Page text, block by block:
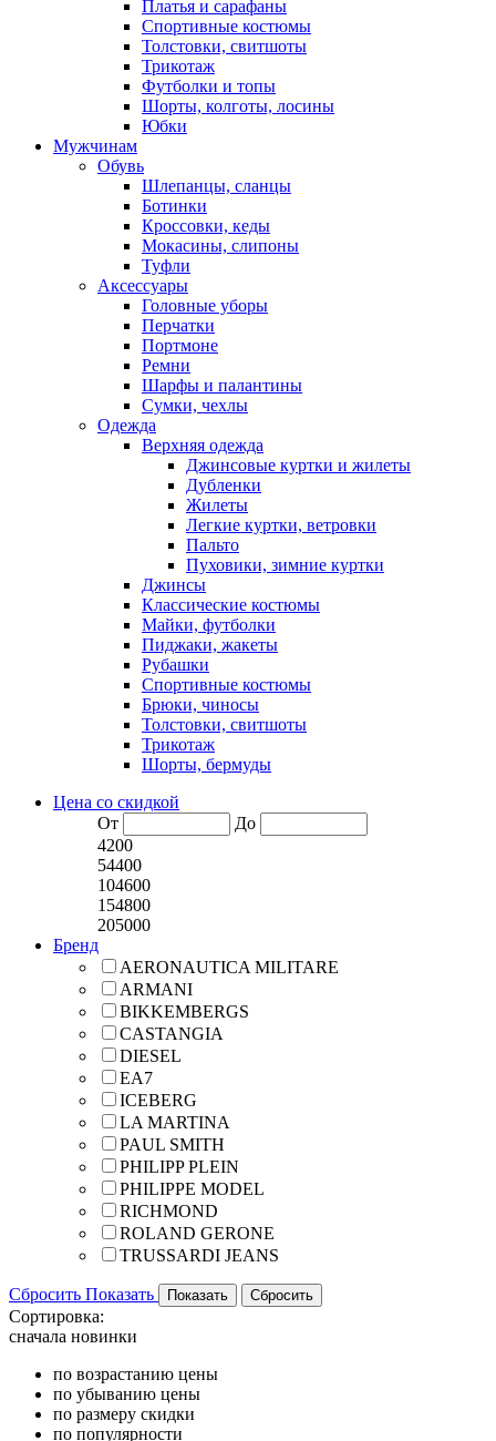
Платья и сарафаны
Спортивные костюмы
Толстовки, свитшоты
Трикотаж
Футболки и топы
Шорты, колготы, лосины
Юбки
Мужчинам
Обувь
Шлепанцы, сланцы
Ботинки
Кроссовки, кеды
Мокасины, слипоны
Туфли
Аксессуары
Головные уборы
Перчатки
Портмоне
Ремни
Шарфы и палантины
Сумки, чехлы
Одежда
Верхняя одежда
Джинсовые куртки и жилеты
Дубленки
Жилеты
Легкие куртки, ветровки
Пальто
Пуховики, зимние куртки
Джинсы
Классические костюмы
Майки, футболки
Пиджаки, жакеты
Рубашки
Спортивные костюмы
Брюки, чиносы
Толстовки, свитшоты
Трикотаж
Шорты, бермуды
Цена со скидкой
От
До
4200
54400
104600
154800
205000
Бренд
AERONAUTICA MILITARE
ARMANI
BIKKEMBERGS
CASTANGIA
DIESEL
EA7
ICEBERG
LA MARTINA
PAUL SMITH
PHILIPP PLEIN
PHILIPPE MODEL
RICHMOND
ROLAND GERONE
TRUSSARDI JEANS
Сбросить Показать
Сортировка:
сначала новинки
по возрастанию цены
по убыванию цены
по размеру скидки
по популярности